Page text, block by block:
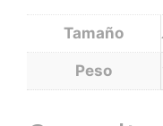
Tamaño
Peso